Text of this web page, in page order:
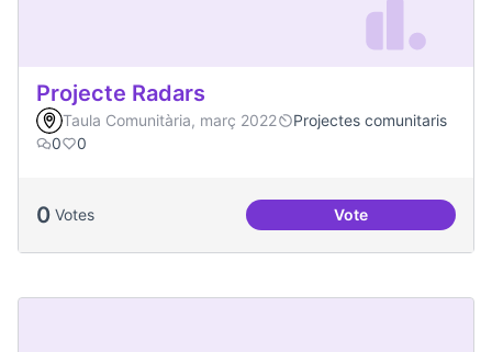
Projecte Radars
Taula Comunitària, març 2022
Projectes comunitaris
0
0
0 Votes VoteProjecte Radars